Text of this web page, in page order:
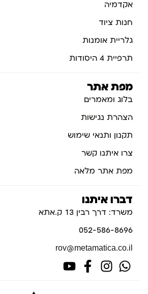
אקדמיה
חנות ציוד
גלריית אומנות
תרפיית 4 היסודות
מפת אתר
בלוג ומאמרים
הצהרת נגישות
תקנון ותנאי שימוש
צרו איתנו קשר
מפת אתר מלאה
דברו איתנו
משרד: דרך רבין 13 ק.אתא
052-586-8696
rov@metamatica.co.il